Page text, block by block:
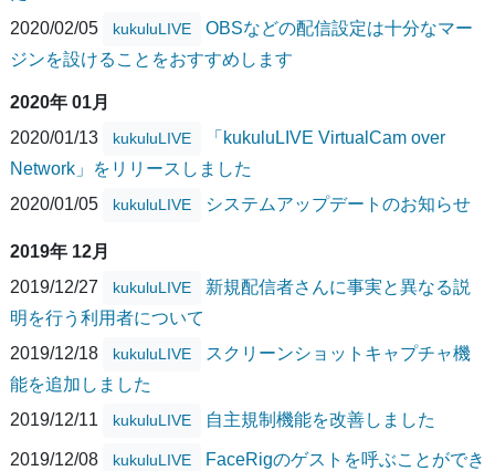
2020/02/05
kukuluLIVE
OBSなどの配信設定は十分なマー
ジンを設けることをおすすめします
2020年 01月
2020/01/13
kukuluLIVE
「kukuluLIVE VirtualCam over
Network」をリリースしました
2020/01/05
kukuluLIVE システムアップデートのお知らせ
2019年 12月
2019/12/27
kukuluLIVE
新規配信者さんに事実と異なる説
明を行う利用者について
2019/12/18
kukuluLIVE
スクリーンショットキャプチャ機
能を追加しました
2019/12/11
kukuluLIVE 自主規制機能を改善しました
2019/12/08 kukuluLIVE
FaceRigのゲストを呼ぶことができ